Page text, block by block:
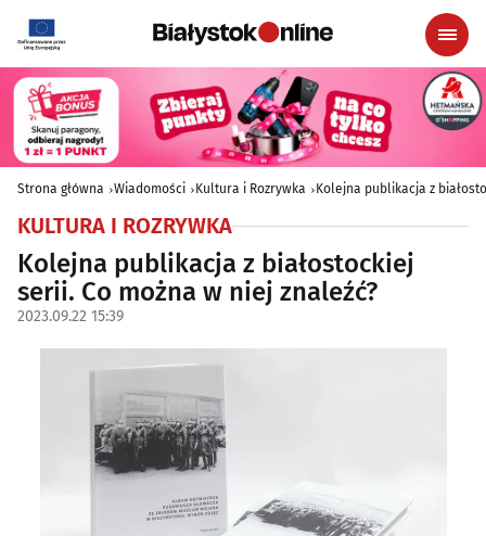
Strona główna Wiadomości Kultura i Rozrywka Kolejna publikacja z
KULTURA I ROZRYWKA
Kolejna publikacja z białostockiej
serii. Co można w niej znaleźć?
2023.09.22 15:39